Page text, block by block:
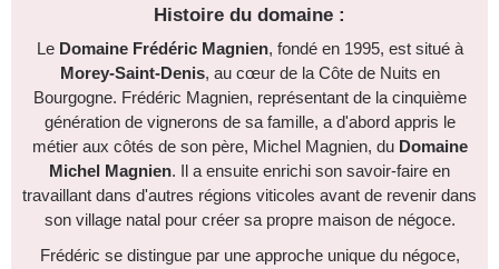
Histoire du domaine :
Le Domaine Frédéric Magnien, fondé en 1995, est situé à
Morey-Saint-Denis, au cœur de la Côte de Nuits en
Bourgogne. Frédéric Magnien, représentant de la cinquième
génération de vignerons de sa famille, a d'abord appris le
métier aux côtés de son père, Michel Magnien, du Domaine
Michel Magnien. Il a ensuite enrichi son savoir-faire en
travaillant dans d'autres régions viticoles avant de revenir dans
son village natal pour créer sa propre maison de négoce.​
Frédéric se distingue par une approche unique du négoce,